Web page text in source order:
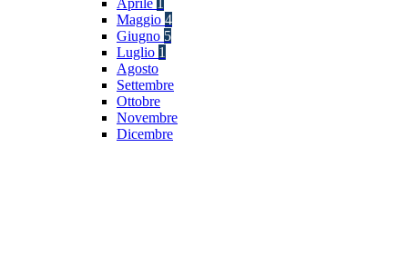
Aprile 1
Maggio 4
Giugno 5
Luglio 1
Agosto
Settembre
Ottobre
Novembre
Dicembre